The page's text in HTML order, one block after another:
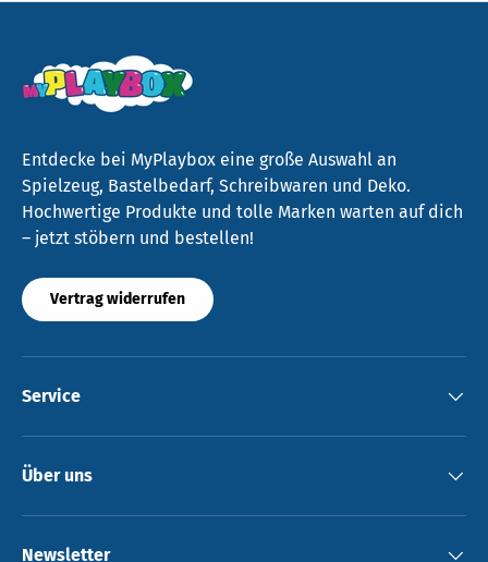
Entdecke bei MyPlaybox eine große Auswahl an
Spielzeug, Bastelbedarf, Schreibwaren und Deko.
Hochwertige Produkte und tolle Marken warten auf dich
– jetzt stöbern und bestellen!
Vertrag widerrufen
Service
Über uns
Newsletter